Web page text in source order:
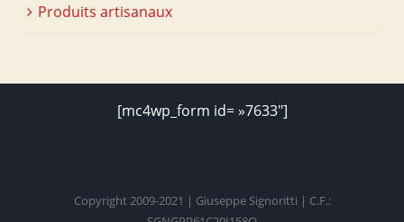
Produits artisanaux
[mc4wp_form id= »7633″]
Copyright 2009-2021 | Giuseppe Signoritti | C.F.: